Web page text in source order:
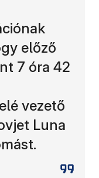
előző
7 óra 42
vezető
Luna